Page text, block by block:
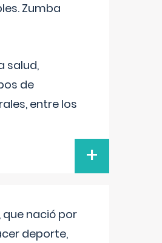
Zumba
salud,
de
entre los
+
nació por
deporte,